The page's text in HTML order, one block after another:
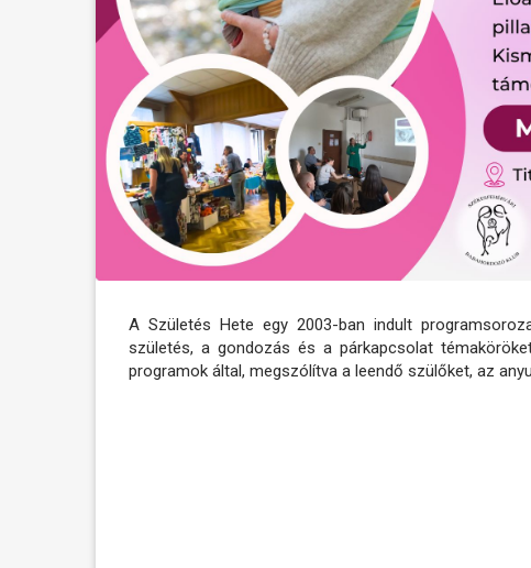
A Születés Hete egy 2003-ban indult
születés, a gondozás és a párkapcsolat
programok által, megszólítva a leendő szülőket, az